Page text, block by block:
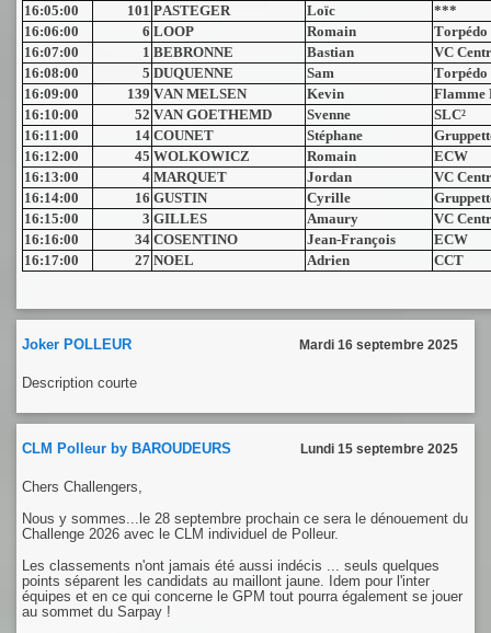
16:05:00
101 PASTEGER Loïc
***
16:06:00
6 LOOP Romain
Torpédo
16:07:00
1 BEBRONNE Bastian
VC
16:08:00
5 DUQUENNE Sam
Torpédo
16:09:00
139 VAN MELSEN Kevin
Flamme
16:10:00
52 VAN GOETHEMD Svenne
SLC²
16:11:00
14 COUNET Stéphane
16:12:00
45 WOLKOWICZ Romain
ECW
16:13:00
4 MARQUET Jordan
VC
16:14:00
16 GUSTIN Cyrille
16:15:00
3 GILLES Amaury
VC
16:16:00
34 COSENTINO Jean-François
ECW
16:17:00
27 NOEL Adrien CCT
Joker POLLEUR Mardi 16 septembre 2025
Description courte
CLM Polleur by BAROUDEURS Lundi 15 septembre 2025
Chers Challengers,
Nous y sommes...le 28 septembre prochain ce sera le dénouement du
Challenge 2026 avec le CLM individuel de Polleur.
Les classements n'ont jamais été aussi indécis ... seuls quelques
points séparent les candidats au maillont jaune. Idem pour l'inter
équipes et en ce qui concerne le GPM tout pourra également se jouer
au sommet du Sarpay !